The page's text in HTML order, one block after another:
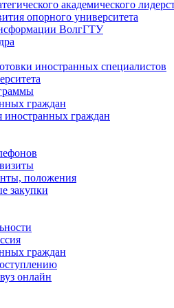
академического
опорного университета
ВолгГТУ
иностранных специалистов
граждан
граждан
положения
закупки
граждан
онлайн